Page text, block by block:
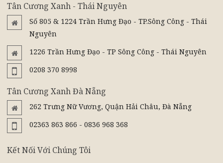
Tân Cương Xanh - Thái Nguyên
Số 805 & 1224 Trần Hưng Đạo - TP.Sông Công - Thái
Nguyên
1226 Trần Hưng Đạo - TP Sông Công - Thái Nguyên
0208 370 8998
Tân Cương Xanh Đà Nẵng
262 Trưng Nữ Vương, Quận Hải Châu, Đà Nẵng
02363 863 866 - 0836 968 368
Kết Nối Với Chúng Tôi